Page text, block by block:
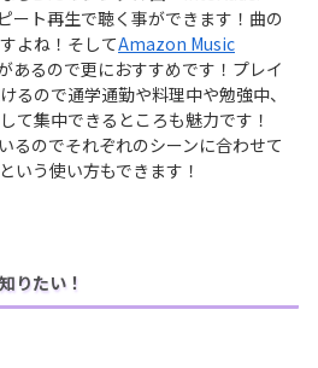
ート再生で聴く事ができます！曲の
よね！そしてAmazon Music
あるので更におすすめです！プレイ
るので通学通勤や料理中や勉強中、
て集中できるところも魅力です！
るのでそれぞれのシーンに合わせて
いう使い方もできます！
りたい！